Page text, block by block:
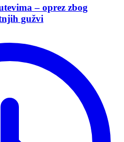
– oprez zbog
gužvi